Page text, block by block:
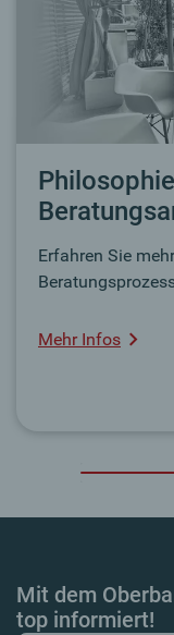
Erfahren Sie
Mehr Infos
Mit dem
top informiert!